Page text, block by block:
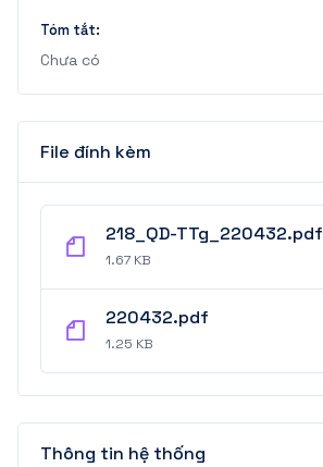
Tóm tắt:
Chưa có
File đính kèm
218_QD-TTg_220432.pdf
1.67 KB
220432.pdf
1.25 KB
Thông tin hệ thống